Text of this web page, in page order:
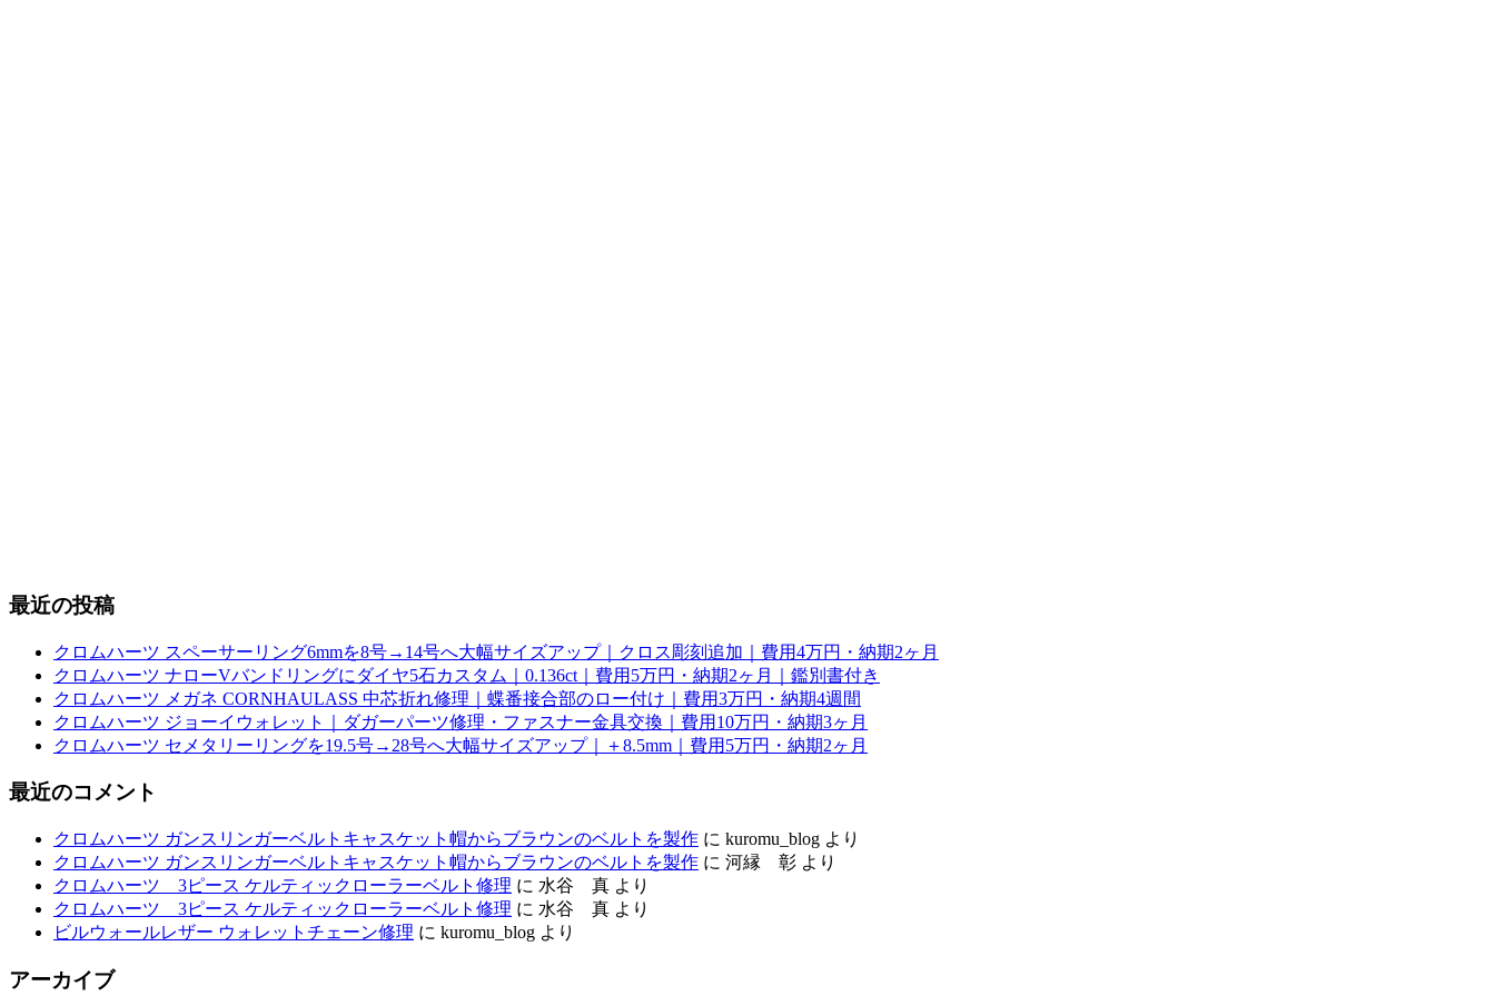
最近の投稿
クロムハーツ スペーサーリング6mmを8号→14号へ大幅サイズアップ｜クロス彫刻追加｜費用4万円・納期2ヶ月
クロムハーツ ナローVバンドリングにダイヤ5石カスタム｜0.136ct｜費用5万円・納期2ヶ月｜鑑別書付き
クロムハーツ メガネ CORNHAULASS 中芯折れ修理｜蝶番接合部のロー付け｜費用3万円・納期4週間
クロムハーツ ジョーイウォレット｜ダガーパーツ修理・ファスナー金具交換｜費用10万円・納期3ヶ月
クロムハーツ セメタリーリングを19.5号→28号へ大幅サイズアップ｜＋8.5mm｜費用5万円・納期2ヶ月
最近のコメント
クロムハーツ ガンスリンガーベルトキャスケット帽からブラウンのベルトを製作 に kuromu_blog より
クロムハーツ ガンスリンガーベルトキャスケット帽からブラウンのベルトを製作 に 河縁 彰 より
クロムハーツ 3ピース ケルティックローラーベルト修理 に 水谷 真 より
クロムハーツ 3ピース ケルティックローラーベルト修理 に 水谷 真 より
ビルウォールレザー ウォレットチェーン修理 に kuromu_blog より
アーカイブ